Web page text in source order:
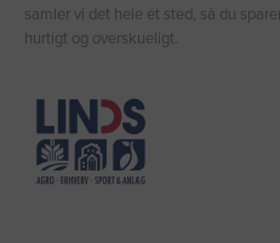
samler vi det hele ét sted, så du
hurtigt og overskueligt.